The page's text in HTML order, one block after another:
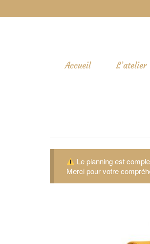
Accueil L’atelier
Le planning est
Merci pour votre